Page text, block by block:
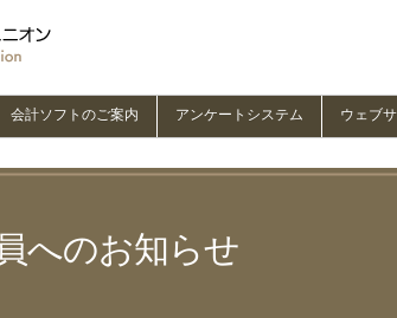
会計ソフトのご案内 アンケートシステム ウェブ
へのお知らせ